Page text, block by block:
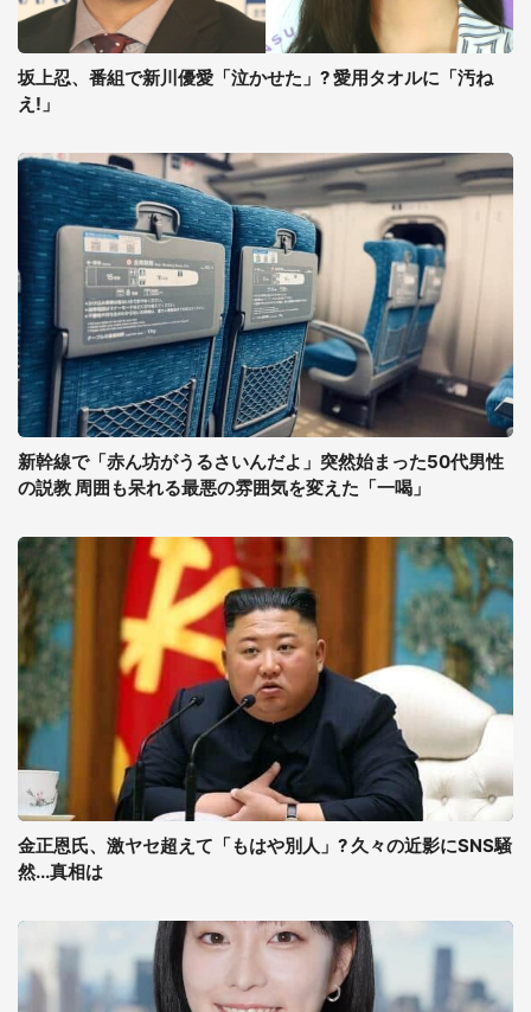
坂上忍、番組で新川優愛「泣かせた」? 愛用タオルに「汚ね
え!」
新幹線で「赤ん坊がうるさいんだよ」突然始まった50代男性
の説教 周囲も呆れる最悪の雰囲気を変えた「一喝」
金正恩氏、激ヤセ超えて「もはや別人」? 久々の近影にSNS騒
然...真相は